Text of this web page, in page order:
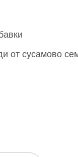
от сусамово